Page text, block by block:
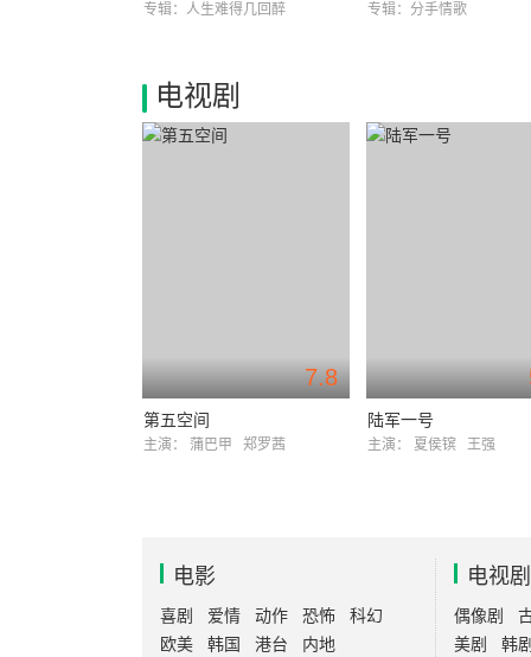
专辑：人生难得几回醉 专辑：分手情歌
电视剧
7.8
第五空间
主演： 蒲巴甲 郑罗茜
陆军一号
主演： 夏侯镔 王强
电影
喜剧 爱情 动作 恐怖
科幻
欧美
韩国 港台 内地
电视剧
偶像剧
美剧
韩